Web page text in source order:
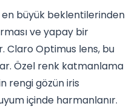
en büyük beklentilerinden
ve yapay bir
Claro Optimus lens, bu
Özel renk katmanlama
rengi gözün iris
içinde harmanlanır.